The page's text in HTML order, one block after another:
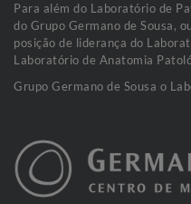
Para além do Laboratório de
do Grupo Germano de Sousa,
posição de liderança do
Laboratório de Anatomia
Grupo Germano de Sousa o